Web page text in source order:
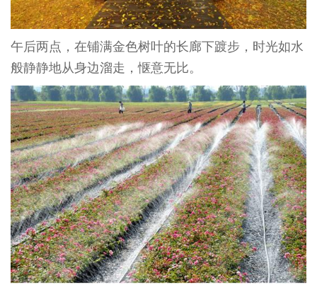
午后两点，在铺满金色树叶的长廊下踱步，时光如水
般静静地从身边溜走，惬意无比。